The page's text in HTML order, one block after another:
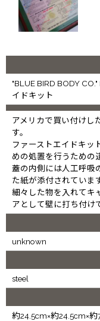
"BLUE BIRD BODY
イドキット
アメリカで買い付けし
す。
ファーストエイドキッ
めの処置を行うための
蓋の内側には人工呼吸
た紙が添付されていま
細々した物を入れてキ
アとして壁に打ち付け
unknown
steel
約24.5cm×約24.5cm×約